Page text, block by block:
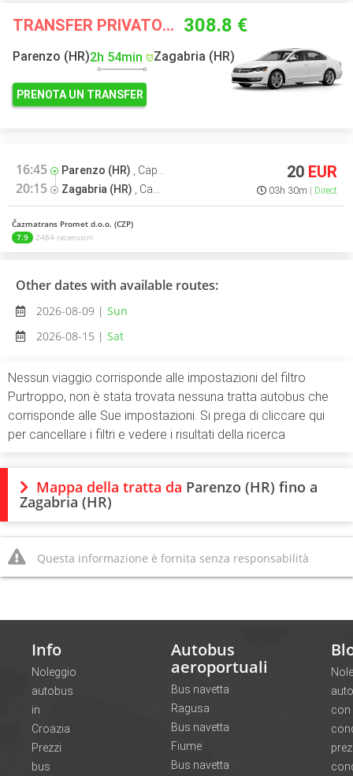
TRANSFER PRIVATO A PARTIRE DA 308.8 €
Parenzo (HR)2h 54min Zagabria (HR)
PRENOTA UN TRANSFER
16:45 Parenzo (HR) Capolinea autobus
20:15 Zagabria (HR) Capolinea autobus
20 EUR
03h 30m Direct
Čazmatrans Promet d.o.o. (CZP)
7.9
2484 recensioni
Other dates with available routes:
2026-08-09 | Sun
2026-08-15 | Sat
Nessun viaggio corrisponde alle impostazioni del filtro
Purtroppo, non è stata trovata nessuna tratta autobus che
corrisponde alle Sue impostazioni. Si prega di cliccare qui
per cancellare i filtri e vedere i risultati della ricerca
Mappa della tratta da Parenzo (HR) fino a
Zagabria (HR)
Questa informazione è fornita senza responsabilità
Info
Noleggio
autobus
in
Croazia
Prezzi
bus
Autobus
aeroportuali
Bus navetta
Ragusa
Bus navetta
Fiume
Bus navetta
con